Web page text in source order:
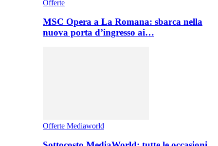
Offerte
MSC Opera a La Romana: sbarca nella
nuova porta d’ingresso ai…
Offerte Mediaworld